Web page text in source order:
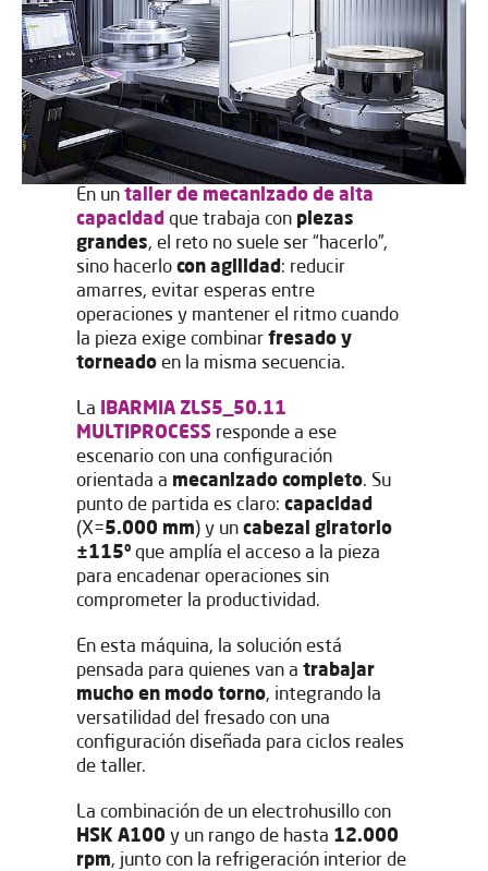
En un taller de mecanizado de alta
capacidad que trabaja con piezas
grandes, el reto no suele ser “hacerlo”,
sino hacerlo con agilidad: reducir
amarres, evitar esperas entre
operaciones y mantener el ritmo cuando
la pieza exige combinar fresado y
torneado en la misma secuencia.
La
IBARMIA ZLS5_50.11
MULTIPROCESS responde a ese
escenario con una configuración
orientada a mecanizado completo. Su
punto de partida es claro: capacidad
(X=5.000 mm) y un cabezal giratorio
±115º que amplía el acceso a la pieza
para encadenar operaciones sin
comprometer la productividad.
En esta máquina, la solución está
pensada para quienes van a trabajar
mucho en modo torno, integrando la
versatilidad del fresado con una
configuración diseñada para ciclos reales
de taller.
La combinación de un electrohusillo con
HSK A100 y un rango de hasta 12.000
rpm, junto con la refrigeración interior de